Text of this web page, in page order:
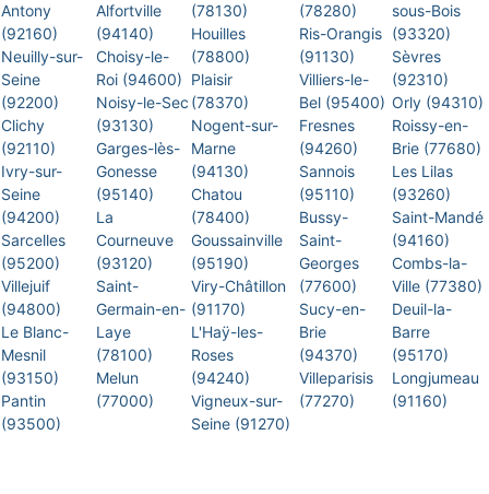
Antony
(92160)
Neuilly-sur-
Seine
(92200)
Clichy
(92110)
Ivry-sur-
Seine
(94200)
Sarcelles
(95200)
Villejuif
(94800)
Le Blanc-
Mesnil
(93150)
Pantin
(93500)
Alfortville
(94140)
Choisy-le-
Roi (94600)
Noisy-le-Sec
(93130)
Garges-lès-
Gonesse
(95140)
La
Courneuve
(93120)
Saint-
Germain-en-
Laye
(78100)
Melun
(77000)
(78130)
Houilles
(78800)
Plaisir
(78370)
Nogent-sur-
Marne
(94130)
Chatou
(78400)
Goussainville
(95190)
Viry-Châtillon
(91170)
L'Haÿ-les-
Roses
(94240)
Vigneux-sur-
Seine (91270)
(78280)
Ris-Orangis
(91130)
Villiers-le-
Bel (95400)
Fresnes
(94260)
Sannois
(95110)
Bussy-
Saint-
Georges
(77600)
Sucy-en-
Brie
(94370)
Villeparisis
(77270)
sous-Bois
(93320)
Sèvres
(92310)
Orly (94310)
Roissy-en-
Brie (77680)
Les Lilas
(93260)
Saint-Mandé
(94160)
Combs-la-
Ville (77380)
Deuil-la-
Barre
(95170)
Longjumeau
(91160)